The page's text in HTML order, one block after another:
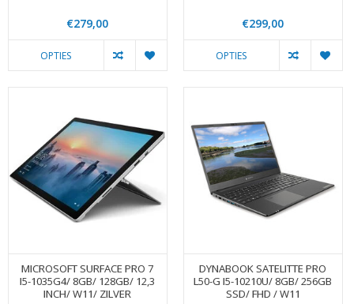
€279,00
OPTIES
€299,00
OPTIES
MICROSOFT SURFACE PRO 7
I5-1035G4/ 8GB/ 128GB/ 12,3
INCH/ W11/ ZILVER
DYNABOOK SATELITTE PRO
L50-G I5-10210U/ 8GB/ 256GB
SSD/ FHD / W11